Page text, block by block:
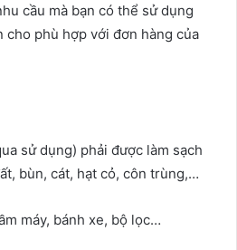
cầu mà bạn có thể sử dụng
cho phù hợp với đơn hàng của
sử dụng) phải được làm sạch
bùn, cát, hạt cỏ, côn trùng,…
máy, bánh xe, bộ lọc…